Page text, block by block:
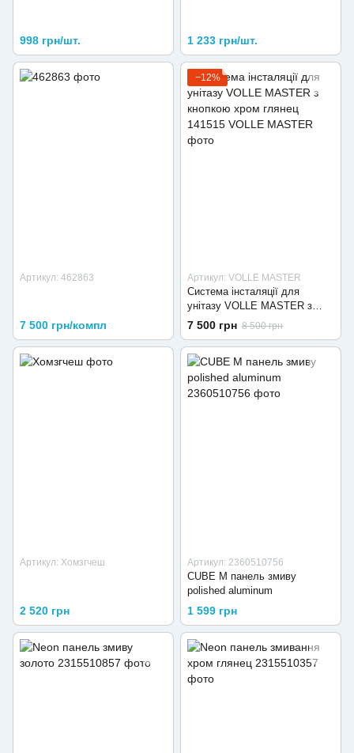
998 грн/шт. 1 233 грн/шт.
Артикул: 462863
7 500 грн/компл
−12%
Артикул: VOLLE MASTER
Система інсталяції для
унітазу VOLLE MASTER з
кнопкою хром глянец 141515
7 500 грн 8 500 грн
Артикул: Хомзгчеш
2 520 грн
Артикул: 2360510756
CUBE M панель змиву
polished aluminum
1 599 грн